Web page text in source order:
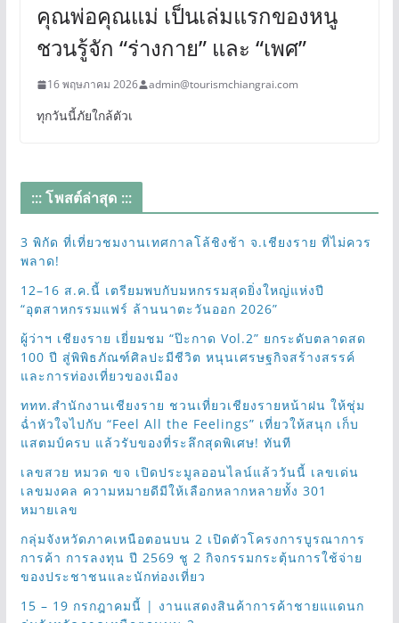
คุณพ่อคุณแม่ เป็นเล่มแรกของหนู
ชวนรู้จัก “ร่างกาย” และ “เพศ”
16 พฤษภาคม 2026 admin@tourismchiangrai.com
ทุกวันนี้ภัยใกล้ตัวเ
::: โพสต์ล่าสุด :::
3 พิกัด ที่เที่ยวชมงานเทศกาลโล้ชิงช้า จ.เชียงราย ที่ไม่ควร
พลาด!
12–16 ส.ค.นี้ เตรียมพบกับมหกรรมสุดยิ่งใหญ่แห่งปี
“อุตสาหกรรมแฟร์ ล้านนาตะวันออก 2026”
ผู้ว่าฯ เชียงราย เยี่ยมชม “ป๊ะกาด Vol.2” ยกระดับตลาดสด
100 ปี สู่พิพิธภัณฑ์ศิลปะมีชีวิต หนุนเศรษฐกิจสร้างสรรค์
และการท่องเที่ยวของเมือง
ททท.สำนักงานเชียงราย ชวนเที่ยวเชียงรายหน้าฝน ให้ชุ่ม
ฉ่ำหัวใจไปกับ “Feel All the Feelings” เที่ยวให้สนุก เก็บ
แสตมป์ครบ แล้วรับของที่ระลึกสุดพิเศษ! ทันที
เลขสวย หมวด ขจ เปิดประมูลออนไลน์แล้ววันนี้ เลขเด่น
เลขมงคล ความหมายดีมีให้เลือกหลากหลายทั้ง 301
หมายเลข
กลุ่มจังหวัดภาคเหนือตอนบน 2 เปิดตัวโครงการบูรณาการ
การค้า การลงทุน ปี 2569 ชู 2 กิจกรรมกระตุ้นการใช้จ่าย
ของประชาชนและนักท่องเที่ยว
15 – 19 กรกฎาคมนี้ | งานแสดงสินค้าการค้าชายแแดนก